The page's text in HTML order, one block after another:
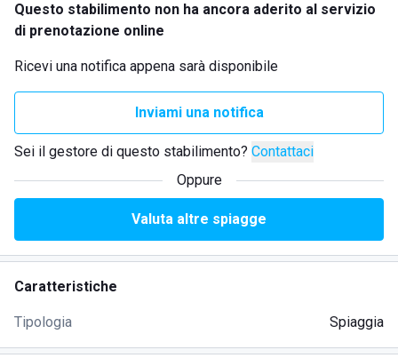
Questo stabilimento non ha ancora aderito al servizio
di prenotazione online
Ricevi una notifica appena sarà disponibile
Inviami una notifica
Sei il gestore di questo stabilimento? Contattaci
Oppure
Valuta altre spiagge
Caratteristiche
Tipologia Spiaggia